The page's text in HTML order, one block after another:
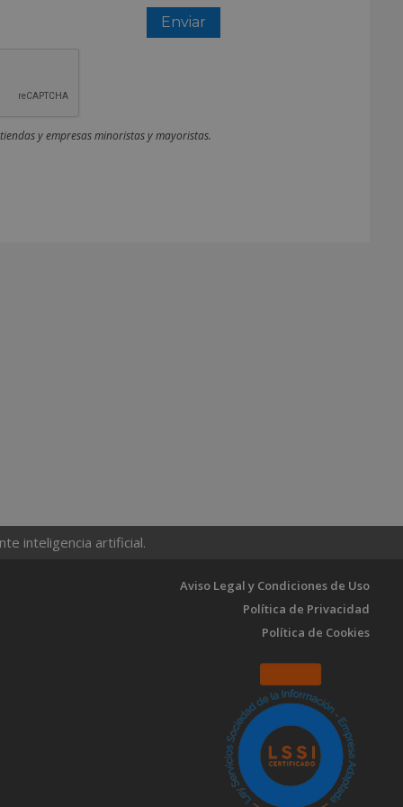
y empresas minoristas y mayoristas.
inteligencia artificial.
Aviso Legal y Condiciones de Uso
Política de Privacidad
Política de Cookies